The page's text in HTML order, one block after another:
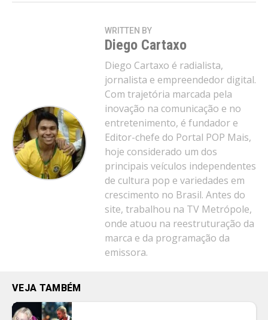
WRITTEN BY
Diego Cartaxo
Diego Cartaxo é radialista,
jornalista e empreendedor digital.
Com trajetória marcada pela
inovação na comunicação e no
entretenimento, é fundador e
Editor-chefe do Portal POP Mais,
hoje considerado um dos
principais veículos independentes
de cultura pop e variedades em
crescimento no Brasil. Antes do
site, trabalhou na TV Metrópole,
onde atuou na reestruturação da
marca e da programação da
emissora.
VEJA TAMBÉM